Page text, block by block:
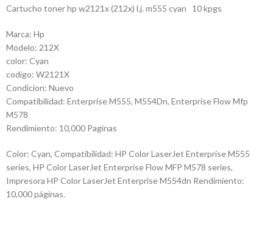
Cartucho toner hp w2121x (212x) l.j. m555 cyan 10 kpgs
Marca: Hp
Modelo: 212X
color: Cyan
codigo: W2121X
Condicion: Nuevo
Compatibilidad: Enterprise M555, M554Dn, Enterprise Flow Mfp
M578
Rendimiento: 10,000 Paginas
Color: Cyan, Compatibilidad: HP Color LaserJet Enterprise M555
series, HP Color LaserJet Enterprise Flow MFP M578 series,
Impresora HP Color LaserJet Enterprise M554dn Rendimiento:
10,000 páginas.